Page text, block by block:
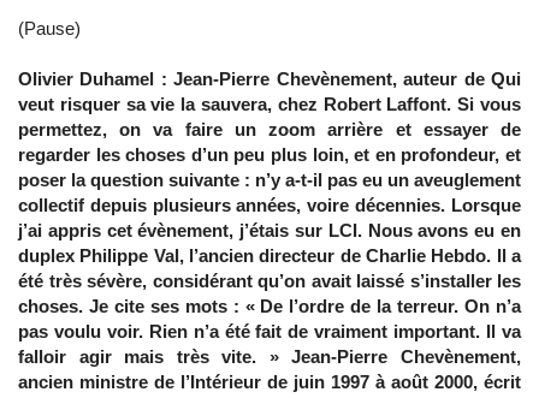
(Pause)
Olivier Duhamel : Jean-Pierre Chevènement, auteur de Qui
veut risquer sa vie la sauvera, chez Robert Laffont. Si vous
permettez, on va faire un zoom arrière et essayer de
regarder les choses d’un peu plus loin, et en profondeur, et
poser la question suivante : n’y a-t-il pas eu un aveuglement
collectif depuis plusieurs années, voire décennies. Lorsque
j’ai appris cet évènement, j’étais sur LCI. Nous avons eu en
duplex Philippe Val, l’ancien directeur de Charlie Hebdo. Il a
été très sévère, considérant qu’on avait laissé s’installer les
choses. Je cite ses mots : « De l’ordre de la terreur. On n’a
pas voulu voir. Rien n’a été fait de vraiment important. Il va
falloir agir mais très vite. » Jean-Pierre Chevènement,
ancien ministre de l’Intérieur de juin 1997 à août 2000, écrit